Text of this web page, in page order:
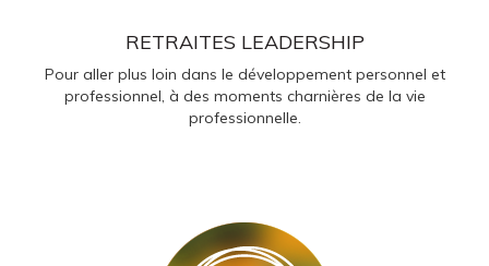
RETRAITES LEADERSHIP
Pour aller plus loin dans le développement personnel et
professionnel, à des moments charnières de la vie
professionnelle.